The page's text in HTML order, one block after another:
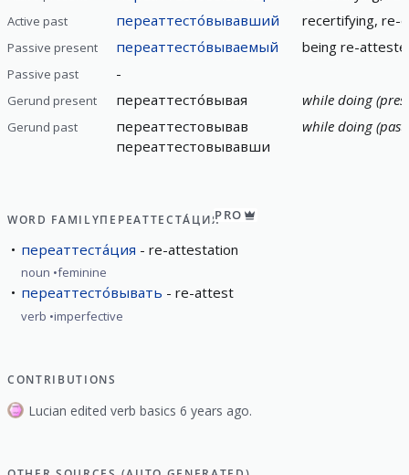
Active past переаттесто́вывавший recertifying, re-
Passive present переаттесто́вываемый being re-
Passive past -
Gerund present переаттесто́вывая while doing
Gerund past
переаттестовывав
переаттестовывавши
while doing (past)
WORD FAMILYПЕРЕАТТЕСТА́ЦИЯPRO
переаттеста́ция re-attestation
noun feminine
переаттесто́вывать re-attest
verb imperfective
CONTRIBUTIONS
Lucian edited verb basics 6 years ago.